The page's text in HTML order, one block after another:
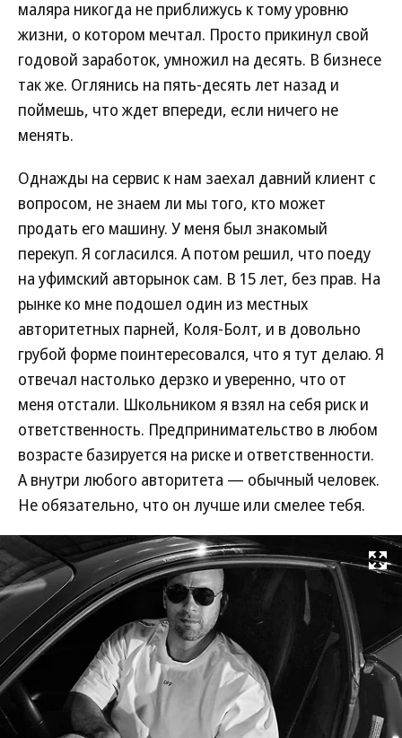
маляра никогда не приближусь к тому уровню
жизни, о котором мечтал. Просто прикинул свой
годовой заработок, умножил на десять. В бизнесе
так же. Оглянись на пять-десять лет назад и
поймешь, что ждет впереди, если ничего не
менять.
Однажды на сервис к нам заехал давний клиент с
вопросом, не знаем ли мы того, кто может
продать его машину. У меня был знакомый
перекуп. Я согласился. А потом решил, что поеду
на уфимский авторынок сам. В 15 лет, без прав. На
рынке ко мне подошел один из местных
авторитетных парней, Коля-Болт, и в довольно
грубой форме поинтересовался, что я тут делаю. Я
отвечал настолько дерзко и уверенно, что от
меня отстали. Школьником я взял на себя риск и
ответственность. Предпринимательство в любом
возрасте базируется на риске и ответственности.
А внутри любого авторитета — обычный человек.
Не обязательно, что он лучше или смелее тебя.
Развернуть